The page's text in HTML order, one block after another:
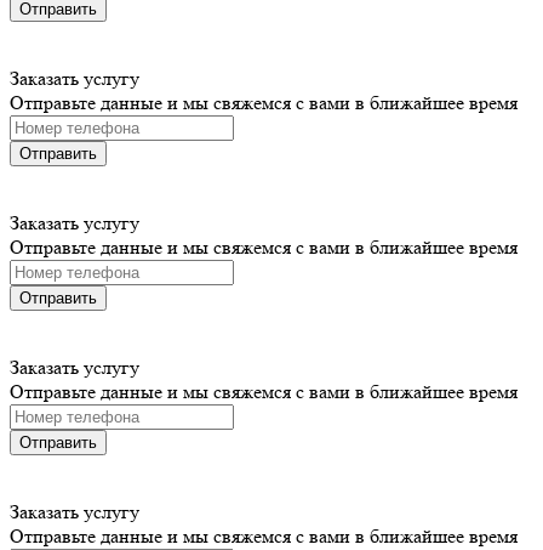
Отправить
Заказать услугу
Отправьте данные и мы свяжемся с вами в ближайшее время
Отправить
Заказать услугу
Отправьте данные и мы свяжемся с вами в ближайшее время
Отправить
Заказать услугу
Отправьте данные и мы свяжемся с вами в ближайшее время
Отправить
Заказать услугу
Отправьте данные и мы свяжемся с вами в ближайшее время